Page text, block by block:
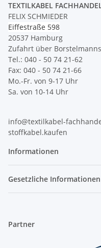
TEXTILKABEL
FELIX SCHMIEDER
Eiffestraße 598
20537 Hamburg
Zufahrt über
Tel.: 040 - 50 74 21-62
Fax: 040 - 50 74 21-66
Mo.-Fr. von 9-17 Uhr
Sa. von 10-14 Uhr
info@textilkabel-
stoffkabel.kaufen
Informationen
Gesetzliche Informationen
Partner